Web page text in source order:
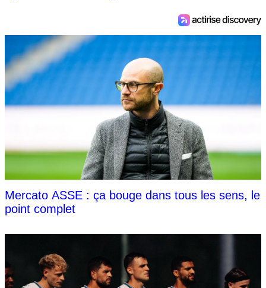
Mercato ASSE : ça bouge dans tous les sens, le
point complet